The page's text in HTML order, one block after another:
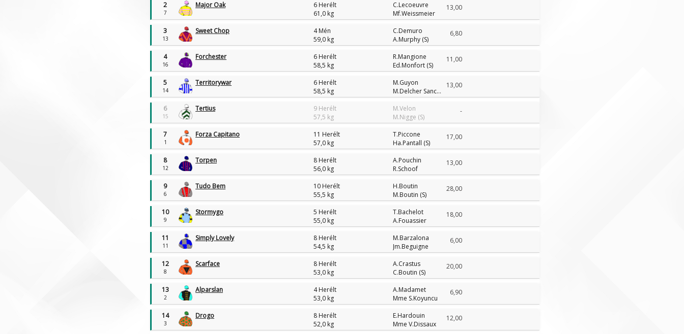
2
7
Major Oak
6 Herélt
61,0 kg
C.Lecoeuvre
Mf.Weissmeier
13,00
3
13
Sweet Chop
4 Mén
59,0 kg
C.Demuro
A.Murphy (S)
6,80
4
16
Forchester
6 Herélt
58,5 kg
R.Mangione
Ed.Monfort (S)
11,00
5
14
Territorywar
6 Herélt
58,5 kg
M.Guyon
M.Delcher Sanchez
13,00
6
15
Tertius
9 Herélt
57,5 kg
M.Velon
M.Nigge (S)
-
7
1
Forza Capitano
11 Herélt
57,0 kg
T.Piccone
Ha.Pantall (S)
17,00
8
12
Torpen
8 Herélt
56,0 kg
A.Pouchin
R.Schoof
13,00
9
6
Tudo Bem
10 Herélt
55,5 kg
H.Boutin
M.Boutin (S)
28,00
10
9
Stormygo
5 Herélt
55,0 kg
T.Bachelot
A.Fouassier
18,00
11
11
Simply Lovely
8 Herélt
54,5 kg
M.Barzalona
Jm.Beguigne
6,00
12
8
Scarface
8 Herélt
53,0 kg
A.Crastus
C.Boutin (S)
20,00
13
2
Alparslan
4 Herélt
53,0 kg
A.Madamet
Mme S.Koyuncu
6,90
14
3
Drogo
8 Herélt
52,0 kg
E.Hardouin
Mme V.Dissaux
12,00